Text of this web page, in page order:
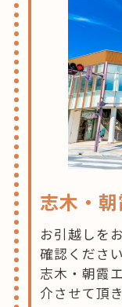
志木・
お引越しを
確認ください
志木・朝霞
介させて頂き